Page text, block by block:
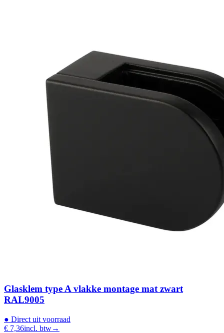
Glasklem type A vlakke montage mat zwart
RAL9005
● Direct uit voorraad
€ 7,36incl. btw→